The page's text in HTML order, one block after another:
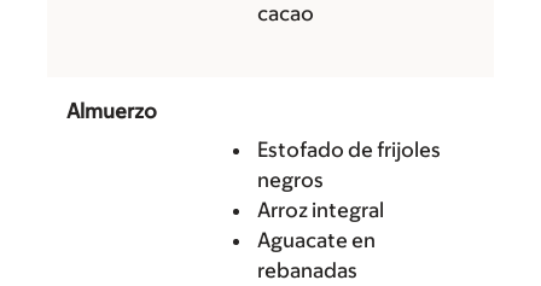
cacao
Almuerzo
Estofado de frijoles
negros
Arroz integral
Aguacate en
rebanadas